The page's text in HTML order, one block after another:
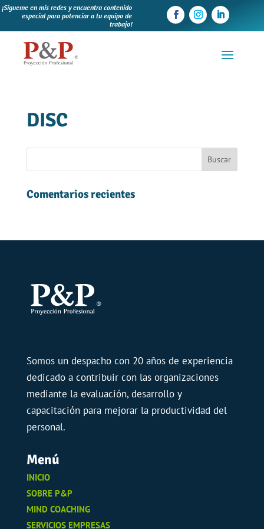
¡Sígueme en mis redes y encuentra contenido
especial para potenciar a tu equipo de
trabajo!
DISC
Comentarios recientes
Somos un despacho con 20 años de experiencia
dedicado a contribuir con las organizaciones
mediante la evaluación, desarrollo y
capacitación para mejorar la productividad del
personal.
Menú
INICIO
SOBRE P&P
MIND COACHING
SERVICIOS EMPRESAS